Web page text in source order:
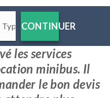
CONTINUER
les services
minibus. Il
le bon devis